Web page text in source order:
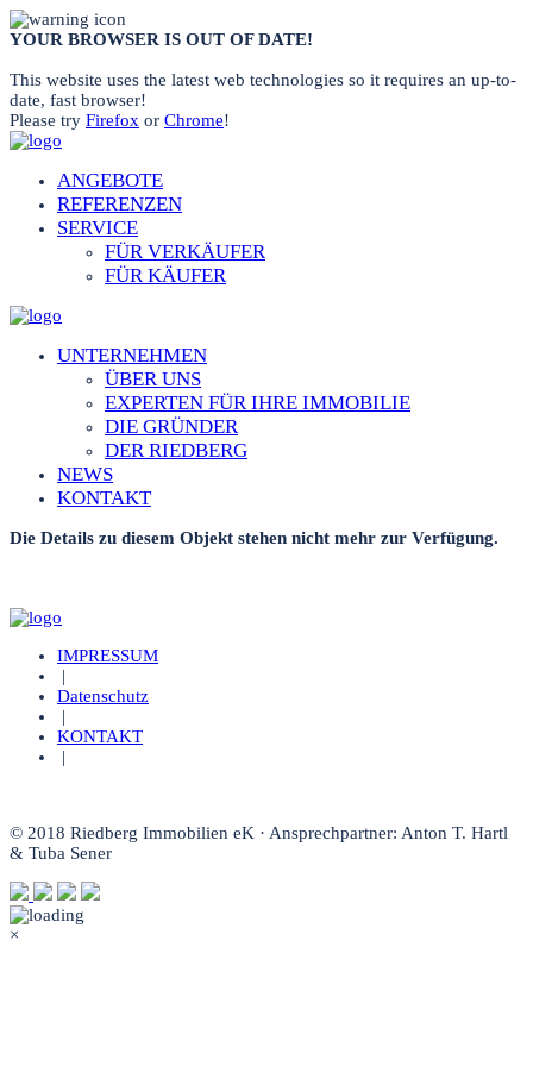
YOUR BROWSER IS OUT OF DATE!
This website uses the latest web technologies so it requires an up-to-
date, fast browser!
Please try Firefox or Chrome!
ANGEBOTE
REFERENZEN
SERVICE
FÜR VERKÄUFER
FÜR KÄUFER
UNTERNEHMEN
ÜBER UNS
EXPERTEN FÜR IHRE IMMOBILIE
DIE GRÜNDER
DER RIEDBERG
NEWS
KONTAKT
Die Details zu diesem Objekt stehen nicht mehr zur Verfügung.
IMPRESSUM
|
Datenschutz
|
KONTAKT
|
© 2018 Riedberg Immobilien eK · Ansprechpartner: Anton T. Hartl
& Tuba Sener
×